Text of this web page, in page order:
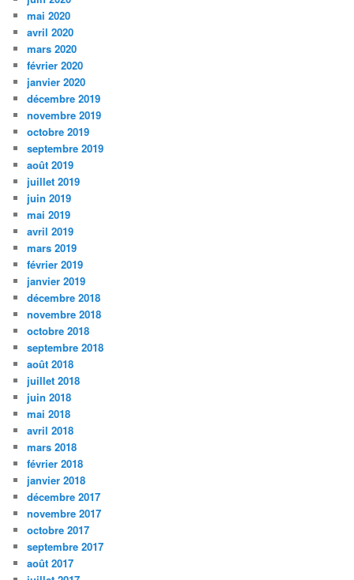
mai 2020
avril 2020
mars 2020
février 2020
janvier 2020
décembre 2019
novembre 2019
octobre 2019
septembre 2019
août 2019
juillet 2019
juin 2019
mai 2019
avril 2019
mars 2019
février 2019
janvier 2019
décembre 2018
novembre 2018
octobre 2018
septembre 2018
août 2018
juillet 2018
juin 2018
mai 2018
avril 2018
mars 2018
février 2018
janvier 2018
décembre 2017
novembre 2017
octobre 2017
septembre 2017
août 2017